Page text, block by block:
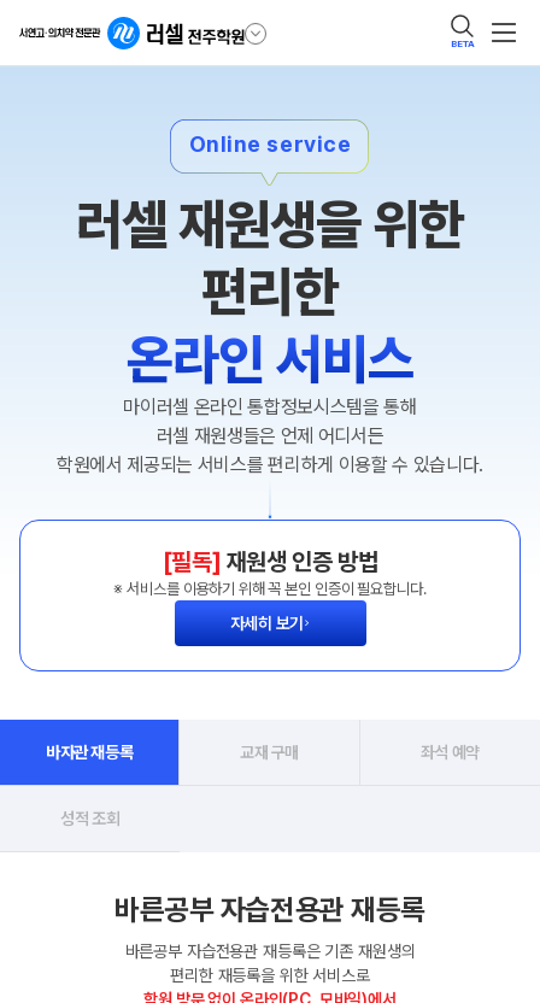
BETA
Online service
러셀 재원생을 위한
편리한
온라인 서비스
마이러셀 온라인 통합정보시스템을 통해
러셀 재원생들은 언제 어디서든
학원에서 제공되는 서비스를 편리하게 이용할 수 있습니다.
[필독] 재원생 인증 방법
※ 서비스를 이용하기 위해 꼭 본인 인증이 필요합니다.
자세히 보기
바자관 재등록 교재 구매 좌석 예약
성적 조회
바른공부 자습전용관 재등록
바른공부 자습전용관 재등록은 기존 재원생의
편리한 재등록을 위한 서비스로